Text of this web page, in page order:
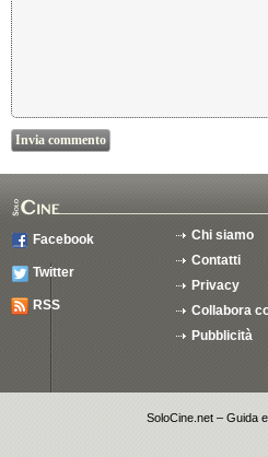
Facebook
Twitter
RSS
Chi siamo
Contatti
Privacy
Collabora
Pubblicità
SoloCine.net – Guida